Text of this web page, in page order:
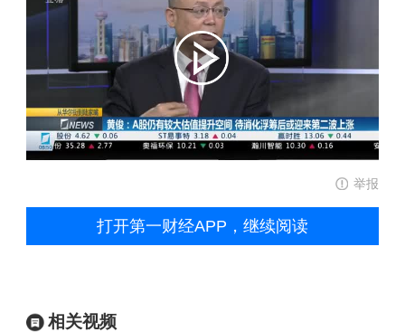
举报
打开第一财经APP，继续阅读
相关视频